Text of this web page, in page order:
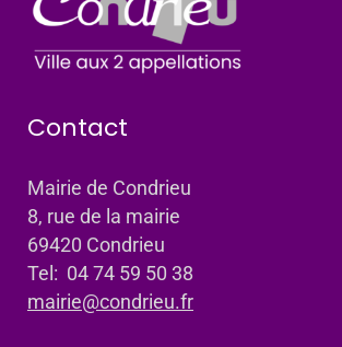
Contact
Mairie de Condrieu
8, rue de la mairie
69420 Condrieu
Tel: 04 74 59 50 38
mairie@condrieu.fr